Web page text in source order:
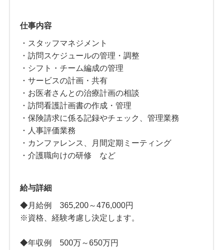
仕事内容
・スタッフマネジメント
・訪問スケジュールの管理・調整
・シフト・チーム編成の管理
・サービスの計画・共有
・お医者さんとの治療計画の相談
・訪問看護計画書の作成・管理
・保険請求に係る記録やチェック、管理業務
・人事評価業務
・カンファレンス、月間定期ミーティング
・介護職向けの研修 など
給与詳細
◆月給例 365,200～476,000円
※資格、経験考慮し決定します。
◆年収例 500万～650万円